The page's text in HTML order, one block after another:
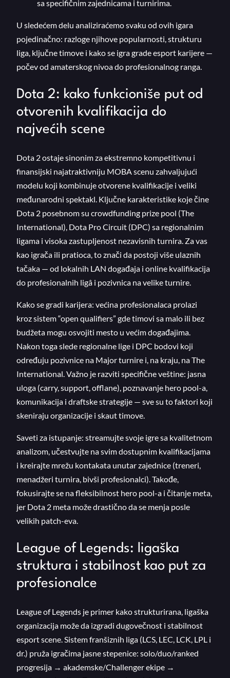
sa specifičnim zajednicama i turnirima.
U sledećem delu analiziraćemo svaku od ovih igara
pojedinačno: razloge njihove popularnosti, strukturu
liga, ključne timove i kako se igra grade esport karijere —
počev od amaterskog nivoa do profesionalnog ranga.
Dota 2: kako funkcioniše put od
otvorenih kvalifikacija do
najvećih scene
Dota 2 ostaje sinonim za ekstremno kompetitivnu i
finansijski najatraktivniju MOBA scenu zahvaljujući
modelu koji kombinuje otvorene kvalifikacije i veliki
međunarodni spektakl. Ključne karakteristike koje čine
Dota 2 posebnom su crowdfunding prize pool (The
International), Dota Pro Circuit (DPC) sa regionalnim
ligama i visoka zastupljenost nezavisnih turnira. Za vas
kao igrača ili pratioca, to znači da postoji više ulaznih
tačaka — od lokalnih LAN događaja i online kvalifikacija
do profesionalnih ligâ i pozivnica na velike turnire.
Kako se gradi karijera: većina profesionalaca prolazi
kroz sistem “open qualifiers” gde timovi sa malo ili bez
budžeta mogu osvojiti mesto u većim događajima.
Nakon toga slede regionalne lige i DPC bodovi koji
određuju pozivnice na Major turnire i, na kraju, na The
International. Važno je razviti specifične veštine: jasna
uloga (carry, support, offlane), poznavanje hero pool-a,
komunikacija i draftske strategije — sve su to faktori koji
skeniraju organizacije i skaut timove.
Saveti za istupanje: streamujte svoje igre sa kvalitetnom
analizom, učestvujte na svim dostupnim kvalifikacijama
i kreirajte mrežu kontakata unutar zajednice (treneri,
menadžeri turnira, bivši profesionalci). Takođe,
fokusirajte se na fleksibilnost hero pool-a i čitanje meta,
jer Dota 2 meta može drastično da se menja posle
velikih patch-eva.
League of Legends: ligaška
struktura i stabilnost kao put za
profesionalce
League of Legends je primer kako strukturirana, ligaška
organizacija može da izgradi dugovečnost i stabilnost
esport scene. Sistem franšiznih liga (LCS, LEC, LCK, LPL i
dr.) pruža igračima jasne stepenice: solo/duo/ranked
progresija → akademske/Challenger ekipe →